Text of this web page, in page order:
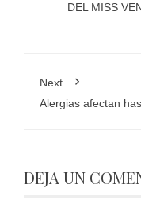
DEL MISS
Next
Alergias afectan
DEJA UN